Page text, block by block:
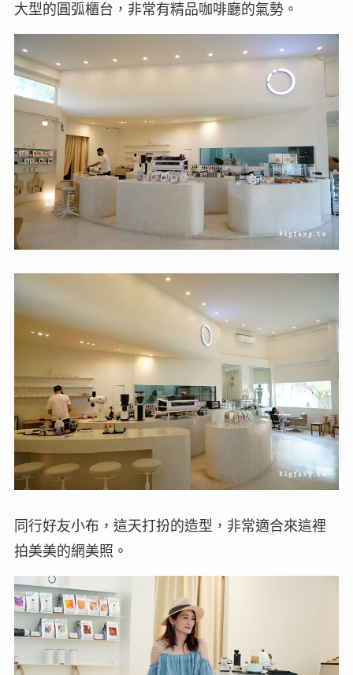
大型的圓弧櫃台，非常有精品咖啡廳的氣勢。
同行好友小布，這天打扮的造型，非常適合來這裡
拍美美的網美照。